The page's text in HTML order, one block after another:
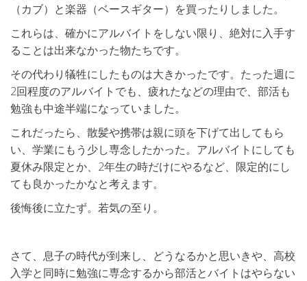
（カブ）と楽器（ベースギター）を買ったりしました。
これらは、確かにアルバイトをしない限り、絶対に入手す
ることは出来なかった物たちです。
その代わり犠牲にしたものは大きかったです。たった週に
2回程度のアルバイトでも、疲れたなどの理由で、部活も
勉強も中途半端になっていました。
これだったら、散髪や携帯は親に頭を下げて出してもら
い、学業にもう少し専念したかった。アルバイトにしても
夏休み限定とか、2年生の時だけにやるなど、限定的にし
ても良かったかなと考えます。
後悔後に立たず。若気の至り。
さて、息子の時代が到来し、どうなるかと思いきや、高校
入学と同時に勉強に専念するから部活とバイトはやらない